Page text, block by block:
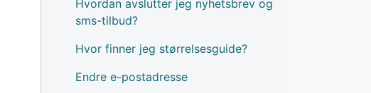
Hvordan avslutter jeg nyhetsbrev og
sms-tilbud?
Hvor finner jeg størrelsesguide?
Endre e-postadresse